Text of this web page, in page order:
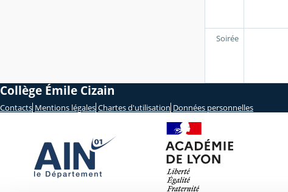
Soirée
Collège Émile Cizain
Contacts Mentions légales Chartes d'utilisation Données personnelles